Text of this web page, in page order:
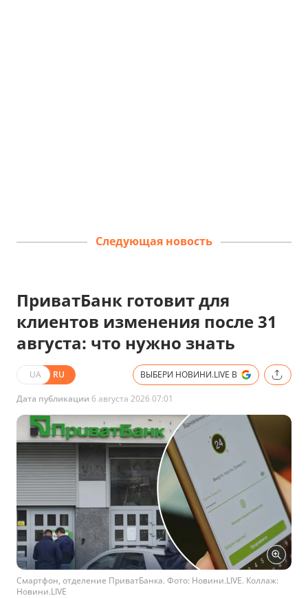
Следующая новость
ПриватБанк готовит для
клиентов изменения после 31
августа: что нужно знать
UA RU ВЫБЕРИ НОВИНИ.LIVE В
Дата публикации 6 августа 2026 07:01
Смартфон, отделение ПриватБанка. Фото: Новини.LIVE. Коллаж:
Новини.LIVE